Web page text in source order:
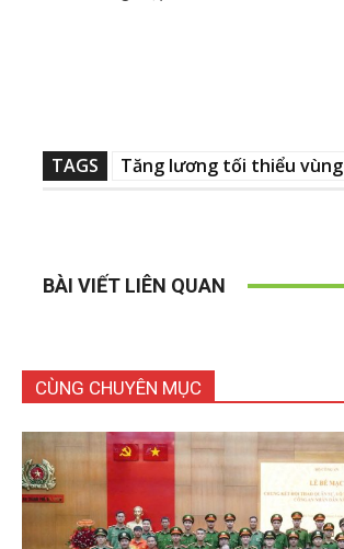
TAGS Tăng lương tối thiểu vùng
BÀI VIẾT LIÊN QUAN
CÙNG CHUYÊN MỤC